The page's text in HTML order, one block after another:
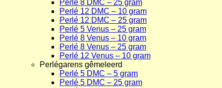
Perlé 8 DMC – 25 gram
Perlé 12 DMC – 10 gram
Perlé 12 DMC – 25 gram
Perlé 5 Venus – 25 gram
Perlé 8 Venus – 10 gram
Perlé 8 Venus – 25 gram
Perlé 12 Venus – 10 gram
Perlégarens gêmeleerd
Perlé 5 DMC – 5 gram
Perlé 5 DMC – 25 gram